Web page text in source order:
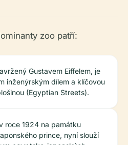
zoo patří:
Gustavem Eiffelem, je
inženýrským dílem a klíčovou
(Egyptian Streets).
roce 1924 na památku
prince, nyní slouží